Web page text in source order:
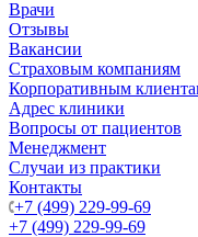
Врачи
Отзывы
Вакансии
Страховым компаниям
Корпоративным
Адрес клиники
Вопросы от пациентов
Менеджмент
Случаи из практики
Контакты
+7 (499) 229-99-69
+7 (499) 229-99-69